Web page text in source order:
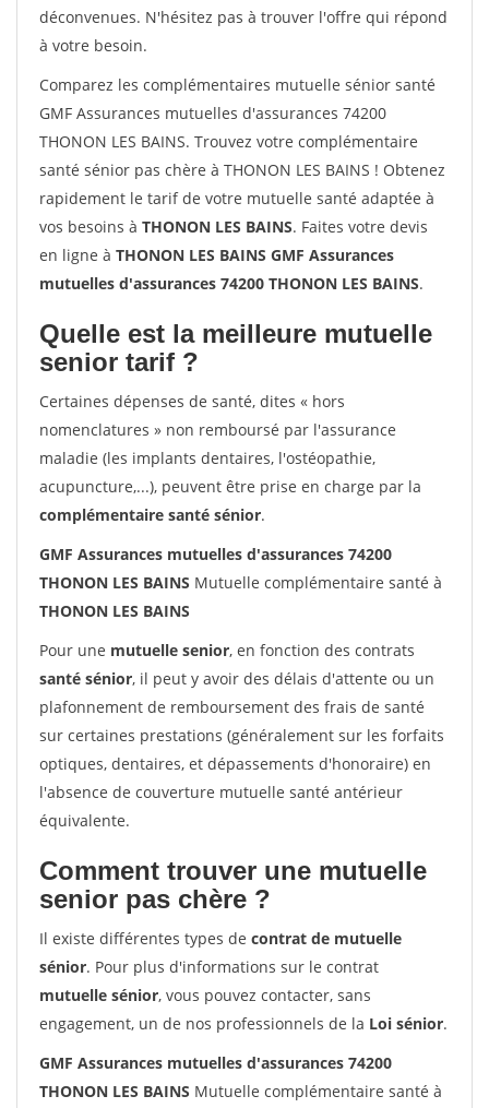
déconvenues. N'hésitez pas à trouver l'offre qui répond
à votre besoin.
Comparez les complémentaires mutuelle sénior santé
GMF Assurances mutuelles d'assurances 74200
THONON LES BAINS. Trouvez votre complémentaire
santé sénior pas chère à THONON LES BAINS ! Obtenez
rapidement le tarif de votre mutuelle santé adaptée à
vos besoins à THONON LES BAINS. Faites votre devis
en ligne à THONON LES BAINS GMF Assurances
mutuelles d'assurances 74200 THONON LES BAINS.
Quelle est la meilleure mutuelle
senior tarif ?
Certaines dépenses de santé, dites « hors
nomenclatures » non remboursé par l'assurance
maladie (les implants dentaires, l'ostéopathie,
acupuncture,...), peuvent être prise en charge par la
complémentaire santé sénior.
GMF Assurances mutuelles d'assurances 74200
THONON LES BAINS Mutuelle complémentaire santé à
THONON LES BAINS
Pour une mutuelle senior, en fonction des contrats
santé sénior, il peut y avoir des délais d'attente ou un
plafonnement de remboursement des frais de santé
sur certaines prestations (généralement sur les forfaits
optiques, dentaires, et dépassements d'honoraire) en
l'absence de couverture mutuelle santé antérieur
équivalente.
Comment trouver une mutuelle
senior pas chère ?
Il existe différentes types de contrat de mutuelle
sénior. Pour plus d'informations sur le contrat
mutuelle sénior, vous pouvez contacter, sans
engagement, un de nos professionnels de la Loi sénior.
GMF Assurances mutuelles d'assurances 74200
THONON LES BAINS Mutuelle complémentaire santé à